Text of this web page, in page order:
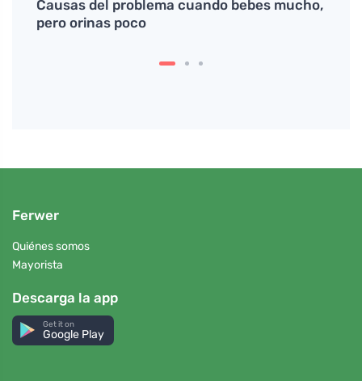
Causas del problema cuando bebes mucho,
pero orinas poco
Ferwer
Quiénes somos
Mayorista
Descarga la app
Get it on
Google Play